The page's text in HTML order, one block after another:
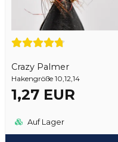
Crazy Palmer
Hakengröße 10,12,14
1,27 EUR
Auf Lager